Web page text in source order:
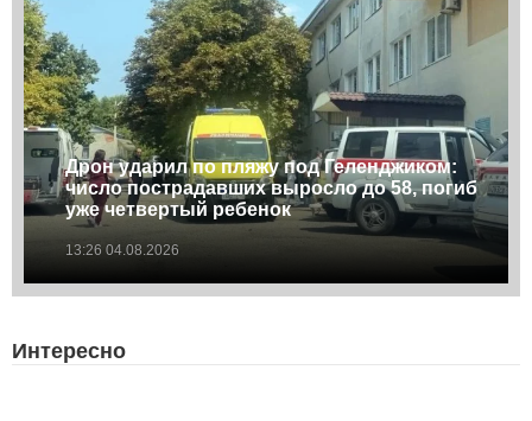
Дрон ударил по пляжу под Геленджиком:
число пострадавших выросло до 58, погиб
уже четвертый ребенок
13:26 04.08.2026
Интересно